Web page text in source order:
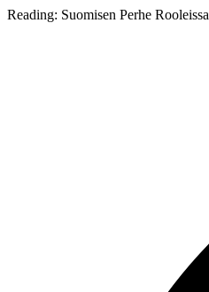
Reading: Suomisen Perhe Rooleissa